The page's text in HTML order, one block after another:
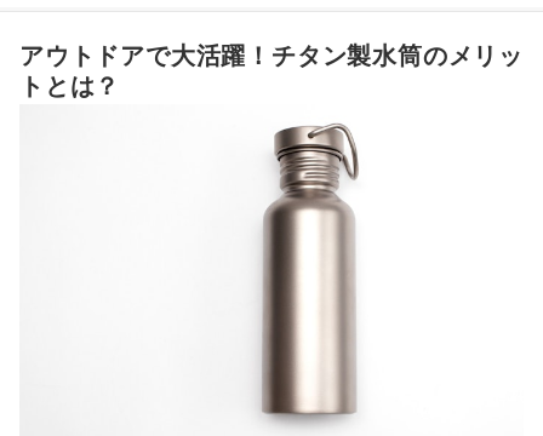
チタン水筒全7商品おすすめ人気ランキング
ほかの素材の水筒もチェック
チタン水筒の売れ筋ランキングもチェック！
アウトドアで大活躍！チタン製水筒のメリッ
トとは？